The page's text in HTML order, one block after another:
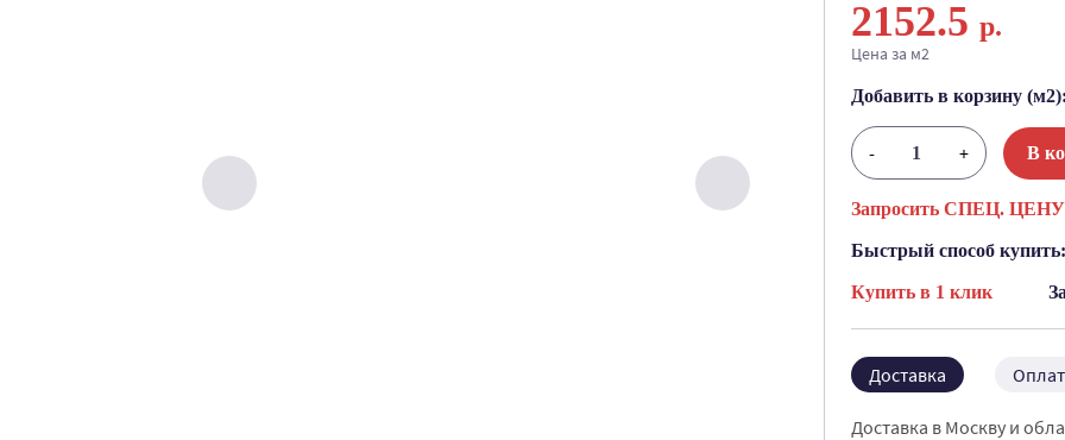
2152.5 р.
Цена за м2
Добавить в корзину (м2):
- + В
Запросить СПЕЦ. ЦЕНУ
Быстрый способ купить:
Купить в 1 клик
Доставка
Доставка в Москву и